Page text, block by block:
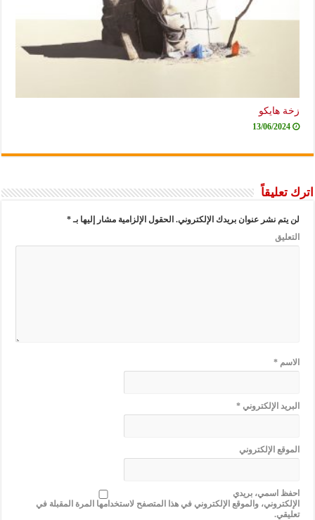
زخة هايكو
13/06/2024
اترك تعليقاً
لن يتم نشر عنوان بريدك الإلكتروني. الحقول الإلزامية مشار إليها بـ*
التعليق
الاسم*
البريد الإلكتروني*
الموقع الإلكتروني
احفظ اسمي، بريدي
الإلكتروني، والموقع الإلكتروني في هذا المتصفح لاستخدامها المرة المقبلة في
تعليقي.